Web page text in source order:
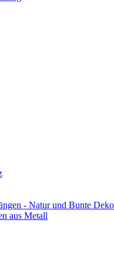
- Natur und Bunte
aus Metall